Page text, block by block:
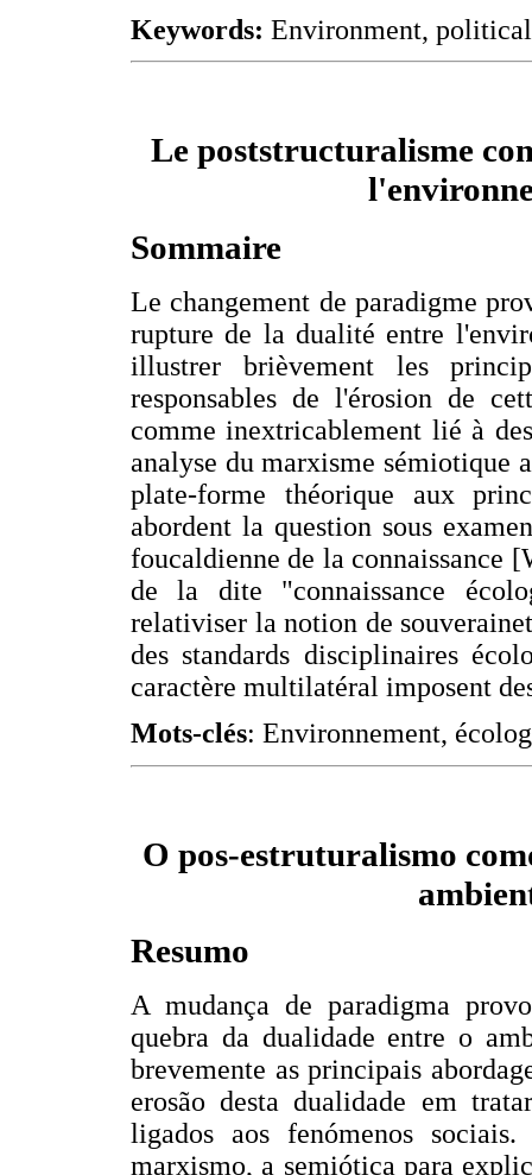
Keywords: Environment,
Le poststructuralisme
Sommaire
Le changement de paradigme
rupture de la dualité entre
illustrer brièvement les
responsables de l'érosion de
comme inextricablement lié à
analyse du marxisme sémiotique
plate-forme théorique aux
abordent la question sous
foucaldienne de la connaissance
de la dite "connaissance
relativiser la notion de
des standards disciplinaires
caractère multilatéral imposent
Mots-clés: Environnement,
O pos-estruturalismo
Resumo
A mudança de paradigma
quebra da dualidade entre o
brevemente as principais
erosão desta dualidade em
ligados aos fenómenos
marxismo, a semiótica para